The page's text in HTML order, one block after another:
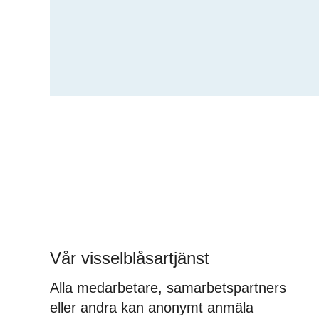
Vår visselblåsartjänst
Alla medarbetare, samarbetspartners
eller andra kan anonymt anmäla